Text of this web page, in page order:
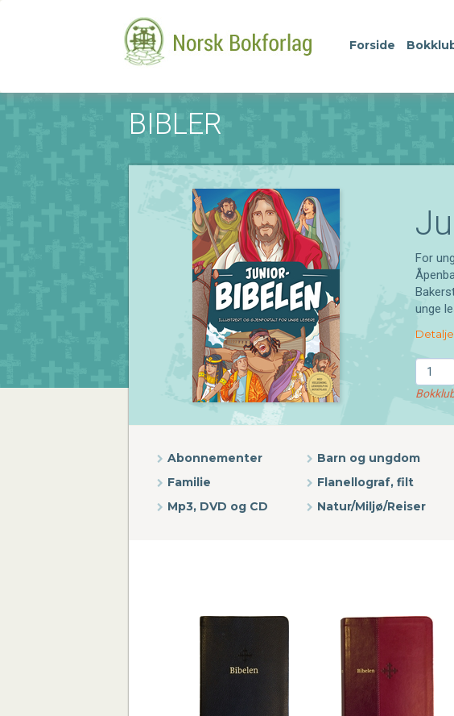
Forside
BIBLER
For
unge
Abonnementer Barn og ungdom
Familie
Flanellograf, filt
Mp3, DVD og CD
Natur/Miljø/Reiser